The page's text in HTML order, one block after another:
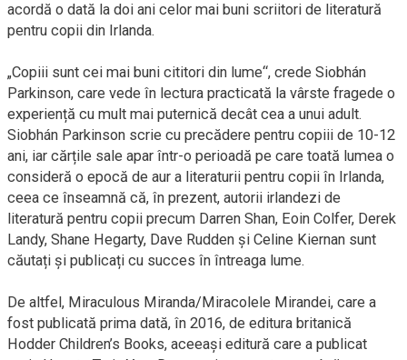
acordă o dată la doi ani celor mai buni scriitori de literatură
pentru copii din Irlanda.
„Copiii sunt cei mai buni cititori din lume“, crede Siobhán
Parkinson, care vede în lectura practicată la vârste fragede o
experiență cu mult mai puternică decât cea a unui adult.
Siobhán Parkinson scrie cu precădere pentru copiii de 10-12
ani, iar cărțile sale apar într-o perioadă pe care toată lumea o
consideră o epocă de aur a literaturii pentru copii în Irlanda,
ceea ce înseamnă că, în prezent, autorii irlandezi de
literatură pentru copii precum Darren Shan, Eoin Colfer, Derek
Landy, Shane Hegarty, Dave Rudden și Celine Kiernan sunt
căutați și publicați cu succes în întreaga lume.
De altfel, Miraculous Miranda/Miracolele Mirandei, care a
fost publicată prima dată, în 2016, de editura britanică
Hodder Children’s Books, aceeași editură care a publicat